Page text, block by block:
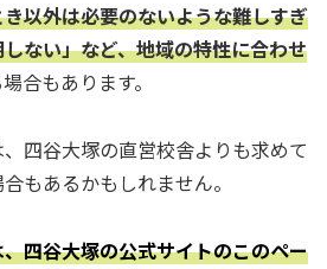
以外は必要のないような難しすぎ
ない」など、地域の特性に合わせ
合もあります。
四谷大塚の直営校舎よりも求めて
もあるかもしれません。
四谷大塚の公式サイトのこのペー